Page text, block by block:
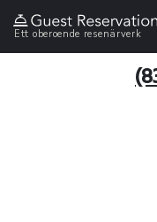
Ett oberoende resenärverk